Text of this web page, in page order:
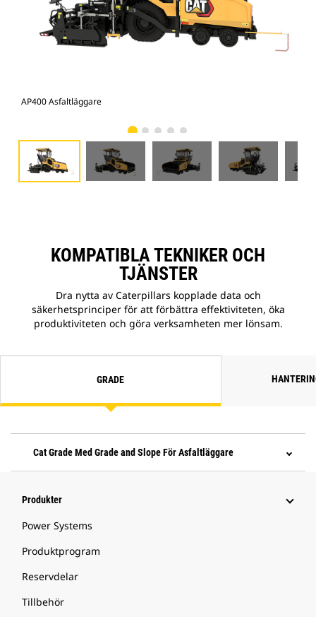
AP400 Asfaltläggare
KOMPATIBLA TEKNIKER OCH
TJÄNSTER
Dra nytta av Caterpillars kopplade data och
säkerhetsprinciper för att förbättra effektiviteten, öka
produktiviteten och göra verksamheten mer lönsam.
GRADE
Cat Grade Med Grade and Slope För Asfaltläggare
Produkter
Power Systems
Produktprogram
Reservdelar
Tillbehör